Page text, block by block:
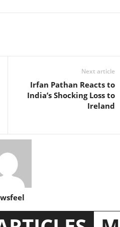
Next article
Irfan Pathan Reacts to
India’s Shocking Loss to
Ireland